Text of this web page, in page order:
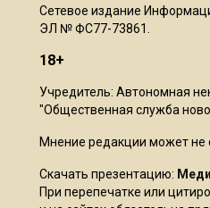
Сетевое издание
ЭЛ № ФС77-73861.
18+
Учредитель: Автономная
"Общественная служба
Мнение редакции может не
Скачать презентацию:
При перепечатке или